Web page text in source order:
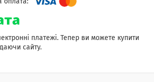
платежі. Тепер ви можете купити
сайту.